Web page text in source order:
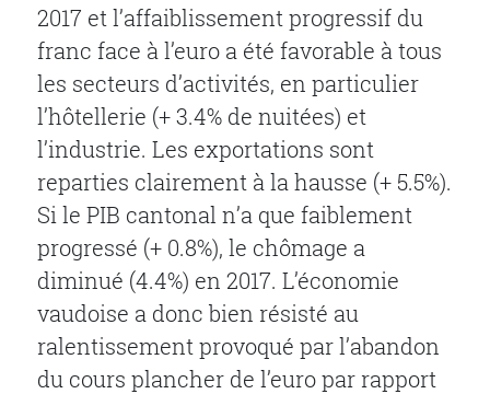
2017 et l’affaiblissement progressif du
franc face à l’euro a été favorable à tous
les secteurs d’activités, en particulier
l’hôtellerie (+ 3.4% de nuitées) et
l’industrie. Les exportations sont
reparties clairement à la hausse (+ 5.5%).
Si le PIB cantonal n’a que faiblement
progressé (+ 0.8%), le chômage a
diminué (4.4%) en 2017. L’économie
vaudoise a donc bien résisté au
ralentissement provoqué par l’abandon
du cours plancher de l’euro par rapport